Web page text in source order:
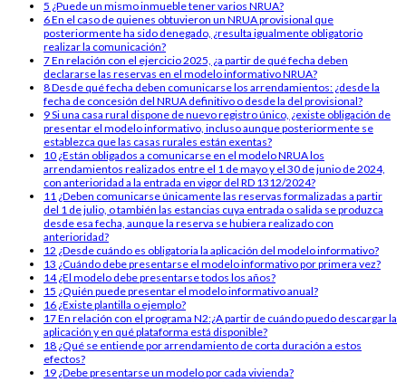
5 ¿Puede un mismo inmueble tener varios NRUA?
6En el caso de quienes obtuvieron un NRUA provisional que
posteriormente ha sido denegado, ¿resulta igualmente obligatorio
realizar la comunicación?
7En relación con el ejercicio 2025, ¿a partir de qué fecha deben
declararse las reservas en el modelo informativo NRUA?
8Desde qué fecha deben comunicarse los arrendamientos: ¿desde la
fecha de concesión del NRUA definitivo o desde la del provisional?
9Si una casa rural dispone de nuevo registro único, ¿existe obligación de
presentar el modelo informativo, incluso aunque posteriormente se
establezca que las casas rurales están exentas?
10 ¿Están obligados a comunicarse en el modelo NRUA los
arrendamientos realizados entre el 1 de mayo y el 30 de junio de 2024,
con anterioridad a la entrada en vigor del RD 1312/2024?
11 ¿Deben comunicarse únicamente las reservas formalizadas a partir
del 1 de julio, o también las estancias cuya entrada o salida se produzca
desde esa fecha, aunque la reserva se hubiera realizado con
anterioridad?
12 ¿Desde cuándo es obligatoria la aplicación del modelo informativo?
13 ¿Cuándo debe presentarse el modelo informativo por primera vez?
14¿El modelo debe presentarse todos los años?
15 ¿Quién puede presentar el modelo informativo anual?
16 ¿Existe plantilla o ejemplo?
17En relación con el programa N2:¿A partir de cuándo puedo descargar la
aplicación y en qué plataforma está disponible?
18 ¿Qué se entiende por arrendamiento de corta duración a estos
efectos?
19 ¿Debe presentarse un modelo por cada vivienda?